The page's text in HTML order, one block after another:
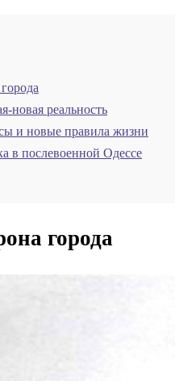
новая реальность
и новые правила жизни
в послевоенной Одессе
города